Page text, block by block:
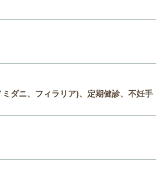
ダニ、フィラリア)、定期健診、不妊手